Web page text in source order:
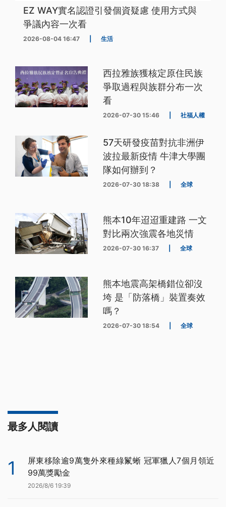
EZ WAY實名認證引發個資疑慮 使用方式與
爭議內容一次看
2026-08-04 16:47 生活
西拉雅族獲核定原住民族
爭取過程與族群分布一次
看
2026-07-30 15:46 社福人權
57天研發疫苗對抗非洲伊
波拉最新疫情 牛津大學團
隊如何辦到？
2026-07-30 18:38 全球
熊本10年迢迢重建路 一文
對比兩次強震各地災情
2026-07-30 16:37 全球
熊本地震高架橋錯位卻沒
垮 是「防落橋」裝置奏效
嗎？
2026-07-30 18:54 全球
最多人閱讀
1
屏東移除逾9萬隻外來種綠鬣蜥 冠軍獵人7個月領近
99萬獎勵金
2026/8/6 19:39